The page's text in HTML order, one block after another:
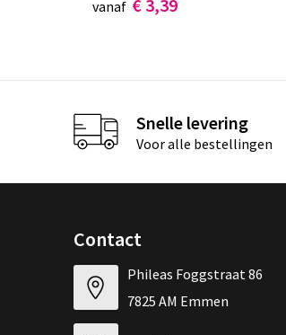
vanaf € 3,39
Snelle levering
Voor alle bestellingen
Contact
Phileas Foggstraat 86
7825 AM Emmen